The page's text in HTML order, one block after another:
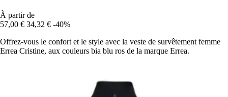
À partir de
57,00 € 34,32 € -40%
Offrez-vous le confort et le style avec la veste de survêtement femme
Errea Cristine, aux couleurs bia blu ros de la marque Errea.